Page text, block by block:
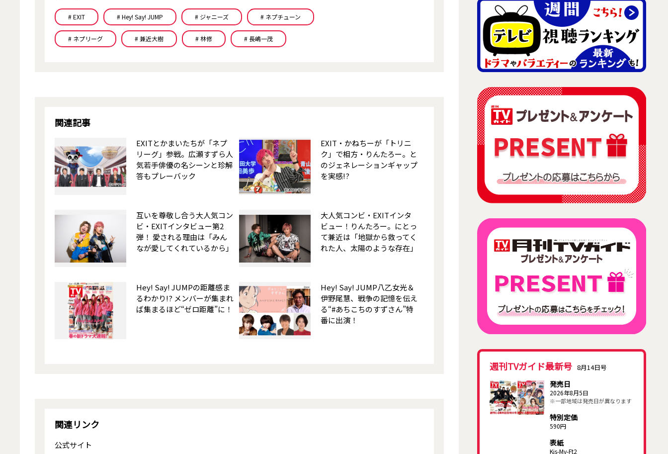
# EXIT # Hey! Say! JUMP # ジャニーズ # ネプチューン
# ネプリーグ # 兼近大樹 # 林修 # 長嶋一茂
関連記事
EXITとかまいたちが「ネプ
リーグ」参戦。広瀬すずら人
気若手俳優の名シーンと珍解
答もプレーバック
EXIT・かねちーが「トリニ
ク」で相方・りんたろー。と
のジェネレーションギャップ
を実感!?
互いを尊敬し合う大人気コン
ビ・EXITインタビュー第2
弾！ 愛される理由は「みん
なが愛してくれているから」
大人気コンビ・EXITインタ
ビュー！りんたろー。にとっ
て兼近は「地獄から救ってく
れた人、太陽のような存在」
Hey! Say! JUMPの距離感ま
るわかり!? メンバーが集まれ
ば集まるほど“ゼロ距離”に！
Hey! Say! JUMP八乙女光＆
伊野尾慧、戦争の記憶を伝え
る“#あちこちのすずさん”特
番に出演！
関連リンク
公式サイト
週刊TVガイド最新号 8月14日号
発売日
2026年8月5日
※一部地域は発売日が異なります
特別定価
590円
表紙
Kis-My-Ft2